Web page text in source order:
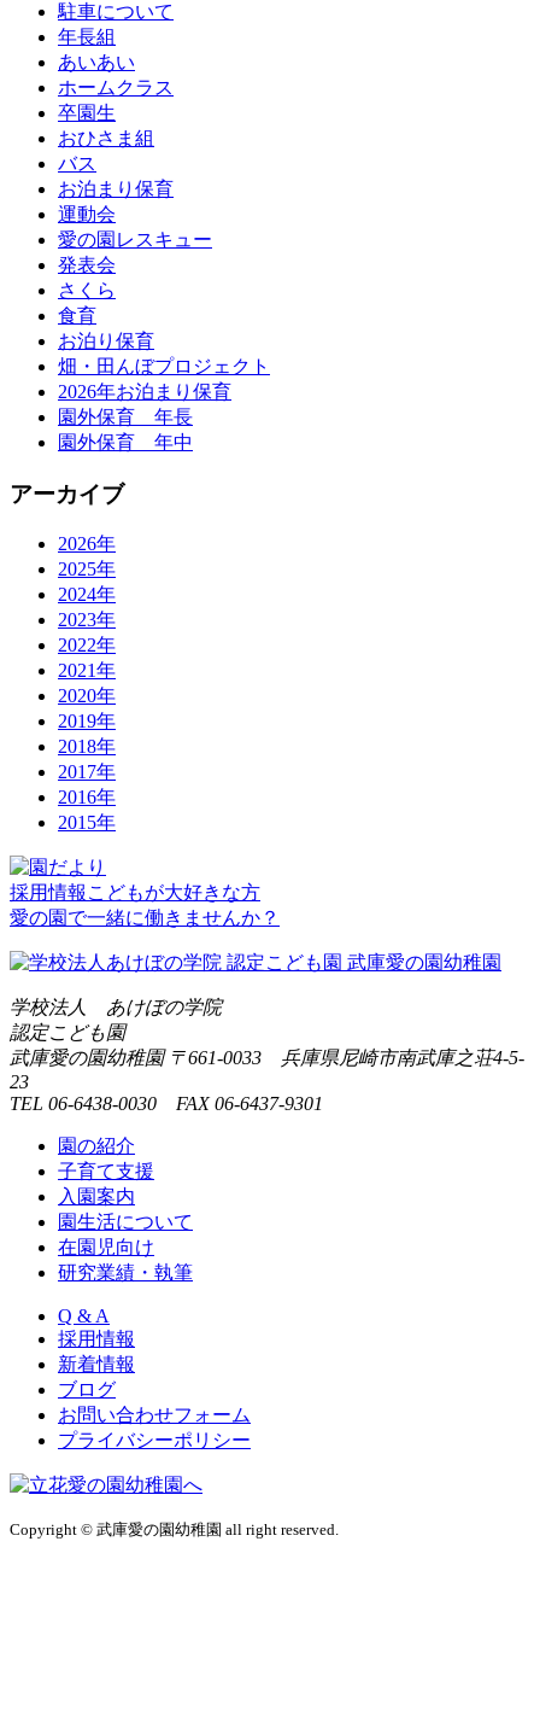
駐車について
年長組
あいあい
ホームクラス
卒園生
おひさま組
バス
お泊まり保育
運動会
愛の園レスキュー
発表会
さくら
食育
お泊り保育
畑・田んぼプロジェクト
2026年お泊まり保育
園外保育 年長
園外保育 年中
アーカイブ
2026年
2025年
2024年
2023年
2022年
2021年
2020年
2019年
2018年
2017年
2016年
2015年
採用情報 こどもが大好きな方
愛の園で一緒に働きませんか？
学校法人 あけぼの学院
認定こども園
武庫愛の園幼稚園 〒661-0033 兵庫県尼崎市南武庫之荘4-5-
23
TEL 06-6438-0030 FAX 06-6437-9301
園の紹介
子育て支援
入園案内
園生活について
在園児向け
研究業績・執筆
Q & A
採用情報
新着情報
ブログ
お問い合わせフォーム
プライバシーポリシー
Copyright © 武庫愛の園幼稚園 all right reserved.